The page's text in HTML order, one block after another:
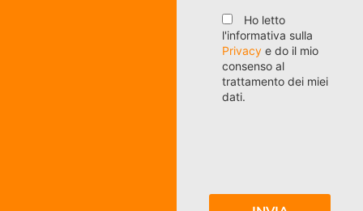
Ho letto
l'informativa sulla
Privacy e do il mio
consenso al
trattamento dei miei
dati.